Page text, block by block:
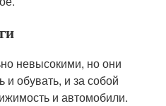
невысокими, но они
и обувать, и за собой
и автомобили.